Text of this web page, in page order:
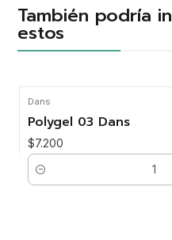
También podría
estos
Dans
Polygel 03 Dans
$7.200
Cantidad